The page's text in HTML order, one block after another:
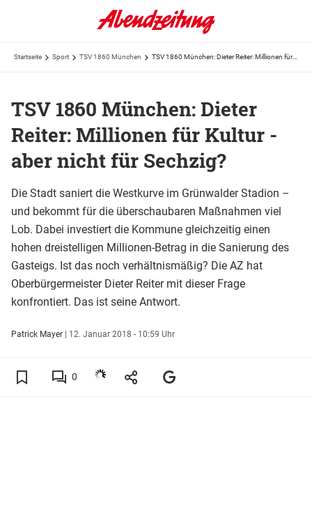
Startseite Sport TSV 1860 München TSV 1860 München: Dieter Reiter: Millionen für Kultur - aber nicht für Sechzig?
TSV 1860 München: Dieter
Reiter: Millionen für Kultur -
aber nicht für Sechzig?
Die Stadt saniert die Westkurve im Grünwalder Stadion –
und bekommt für die überschaubaren Maßnahmen viel
Lob. Dabei investiert die Kommune gleichzeitig einen
hohen dreistelligen Millionen-Betrag in die Sanierung des
Gasteigs. Ist das noch verhältnismäßig? Die AZ hat
Oberbürgermeister Dieter Reiter mit dieser Frage
konfrontiert. Das ist seine Antwort.
Patrick Mayer | 12. Januar 2018 - 10:59 Uhr
0